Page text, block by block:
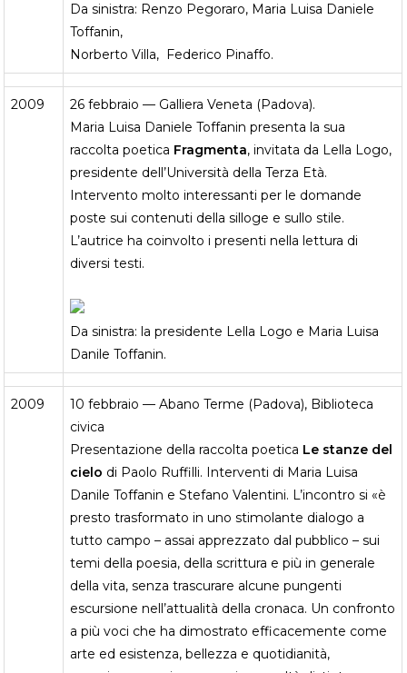
Da sinistra: Renzo Pegoraro, Maria Luisa Daniele
Toffanin,
Norberto Villa, Federico Pinaffo.
2009
26 febbraio — Galliera Veneta (Padova).
Maria Luisa Daniele Toffanin presenta la sua
raccolta poetica Fragmenta, invitata da Lella Logo,
presidente dell’Università della Terza Età.
Intervento molto interessanti per le domande
poste sui contenuti della silloge e sullo stile.
L’autrice ha coinvolto i presenti nella lettura di
diversi testi.
Da sinistra: la presidente Lella Logo e Maria Luisa
Danile Toffanin.
2009
10 febbraio — Abano Terme (Padova), Biblioteca
civica
Presentazione della raccolta poetica Le stanze del
cielo di Paolo Ruffilli. Interventi di Maria Luisa
Danile Toffanin e Stefano Valentini. L’incontro si «è
presto trasformato in uno stimolante dialogo a
tutto campo – assai apprezzato dal pubblico – sui
temi della poesia, della scrittura e più in generale
della vita, senza trascurare alcune pungenti
escursione nell’attualità della cronaca. Un confronto
a più voci che ha dimostrato efficacemente come
arte ed esistenza, bellezza e quotidianità,